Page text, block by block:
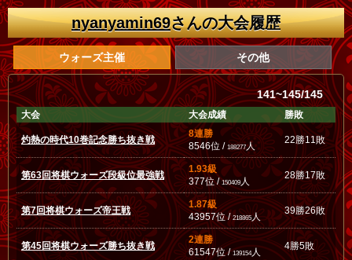
nyanyamin69さんの大会履歴
ウォーズ主催 その他
141~145/145
大会 大会成績 勝敗
灼熱の時代10巻記念勝ち抜き戦
8連勝
8546位 / 188277人
22勝11敗
第63回将棋ウォーズ段級位最強戦
1.93級
377位 /150409 人
28勝17敗
第7回将棋ウォーズ帝王戦
1.87級
43957位 /218865人
39勝26敗
第45回将棋ウォーズ勝ち抜き戦
2連勝
61547位 /139154人
4勝5敗